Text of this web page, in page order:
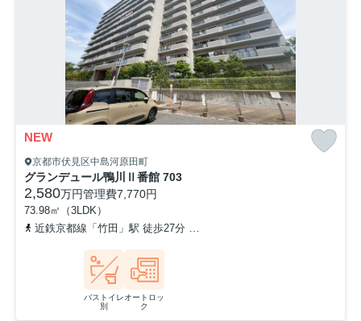
NEW
京都市伏見区中島河原田町
グランデュール鴨川Ⅱ番館 703
2,580万円管理費7,770円
73.98㎡（3LDK）
近鉄京都線「竹田」駅 徒歩27分
バストイレ
別
オートロッ
ク